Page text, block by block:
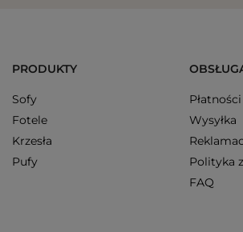
PRODUKTY
Sofy
Fotele
Krzesła
Pufy
Płatności
Wysyłka
Polityka
FAQ